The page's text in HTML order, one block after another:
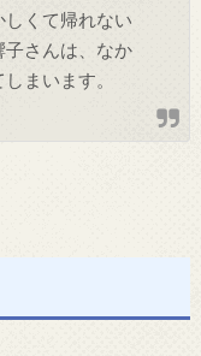
くて帰れない
子さんは、なか
まいます。